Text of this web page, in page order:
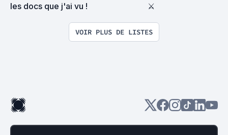
les docs que j'ai vu ! ⚔
VOIR PLUS DE LISTES